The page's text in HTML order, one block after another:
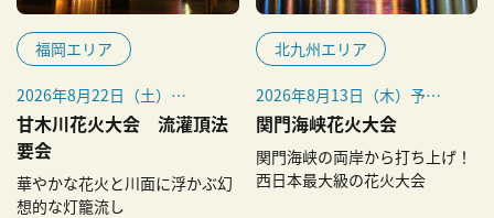
福岡エリア
2026年8月22日（土）
※少雨決行、荒天時は8月23
日（日）に順延
※8月23日（日）が荒天の場
合は26日（水）に順延
甘木川花火大会 流灌頂法
要会
華やかな花火と川面に浮かぶ幻
想的な灯籠流し
北九州エリア
2026年8月13日（木）予定
※毎年8月13日開催
関門海峡花火大会
関門海峡の両岸から打ち上げ！
西日本最大級の花火大会